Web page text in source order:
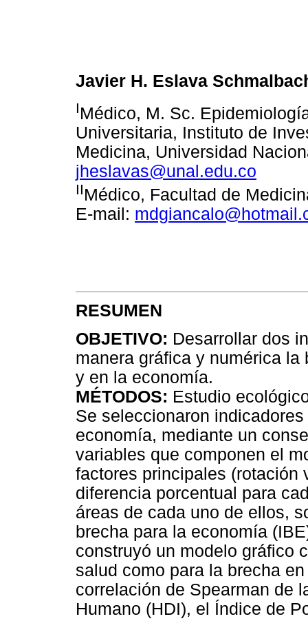
Javier H. Eslava
IMédico, M. Sc.
Universitaria, Instituto de
Medicina, Universidad
jheslavas@unal.edu.co
IIMédico, Facultad de
E-mail:
RESUMEN
OBJETIVO: Desarrollar dos
manera gráfica y numérica
y en la economía.
MÉTODOS: Estudio
Se seleccionaron
economía, mediante un
variables que componen el
factores principales (rotación
diferencia porcentual para
áreas de cada uno de ellos,
brecha para la economía
construyó un modelo gráfico
salud como para la brecha
correlación de Spearman de
Humano (HDI), el Índice de